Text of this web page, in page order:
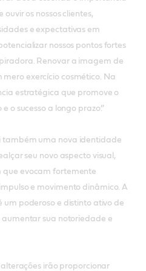
os nossos clientes,
e expectativas em
nossos pontos fortes
Renovar a imagem de
exercício cosmético. Na
estratégica que promove o
o sucesso a longo prazo.”
também uma nova identidade
seu novo aspecto visual,
que evocam fortemente
e movimento dinâmico. A
um poderoso e distinto ativo de
sua notoriedade e
irão proporcionar